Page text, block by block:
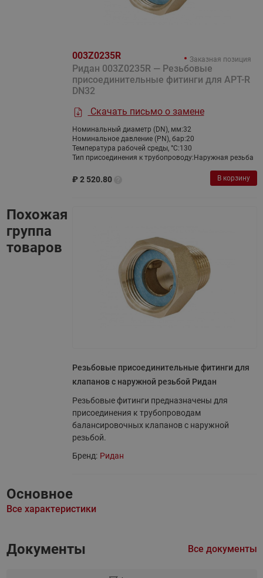
003Z0235R
Ридан 003Z0235R — Резьбовые
присоединительные фитинги для APT-R
DN32
Скачать письмо о замене
Номинальный диаметр (DN), мм:32
Номинальное давление (PN), бар:20
Температура рабочей среды, °С:130
Тип присоединения к трубопроводу: Наружная резьба
₽ 2 520.80
Заказная позиция
В корзину
Похожая
группа
товаров
Резьбовые присоединительные фитинги для
клапанов с наружной резьбой Ридан
Резьбовые фитинги предназначены для
присоединения к трубопроводам
балансировочных клапанов с наружной
резьбой.
Бренд: Ридан
Основное
Все характеристики
Документы Все документы